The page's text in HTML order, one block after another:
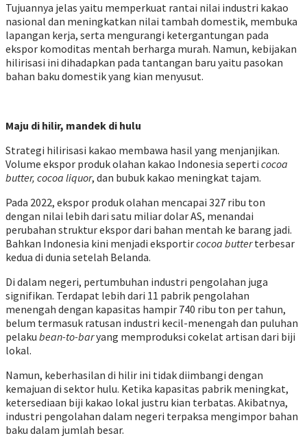
Tujuannya jelas yaitu memperkuat rantai nilai industri kakao
nasional dan meningkatkan nilai tambah domestik, membuka
lapangan kerja, serta mengurangi ketergantungan pada
ekspor komoditas mentah berharga murah. Namun, kebijakan
hilirisasi ini dihadapkan pada tantangan baru yaitu pasokan
bahan baku domestik yang kian menyusut.
Maju di hilir, mandek di hulu
Strategi hilirisasi kakao membawa hasil yang menjanjikan.
Volume ekspor produk olahan kakao Indonesia seperti cocoa
butter, cocoa liquor, dan bubuk kakao meningkat tajam.
Pada 2022, ekspor produk olahan mencapai 327 ribu ton
dengan nilai lebih dari satu miliar dolar AS, menandai
perubahan struktur ekspor dari bahan mentah ke barang jadi.
Bahkan Indonesia kini menjadi eksportircocoa butterterbesar
kedua di dunia setelah Belanda.
Di dalam negeri, pertumbuhan industri pengolahan juga
signifikan. Terdapat lebih dari 11 pabrik pengolahan
menengah dengan kapasitas hampir 740 ribu ton per tahun,
belum termasuk ratusan industri kecil-menengah dan puluhan
pelaku bean-to-baryang memproduksi cokelat artisan dari biji
lokal.
Namun, keberhasilan di hilir ini tidak diimbangi dengan
kemajuan di sektor hulu. Ketika kapasitas pabrik meningkat,
ketersediaan biji kakao lokal justru kian terbatas. Akibatnya,
industri pengolahan dalam negeri terpaksa mengimpor bahan
baku dalam jumlah besar.